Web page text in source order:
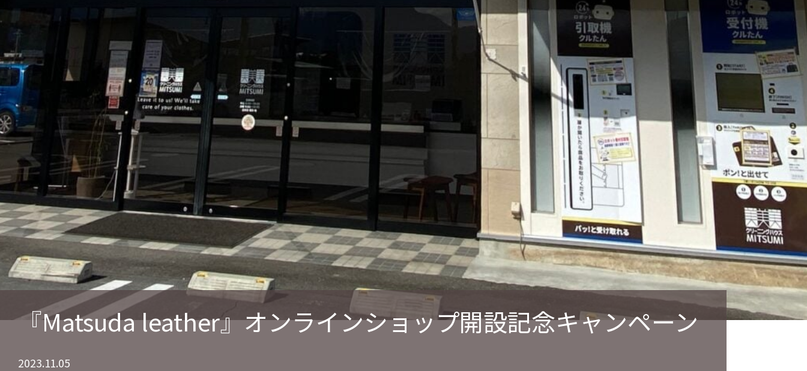
『Matsuda leather』オンラインショップ開設記念キャンペーン
2023.11.05